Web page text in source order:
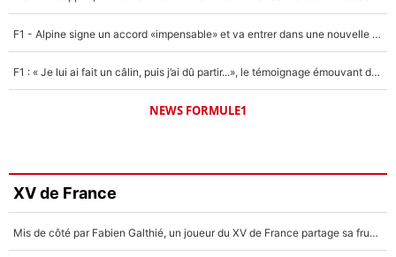
F1 - Alpine signe un accord «impensable» et va entrer dans une nouvelle dimension : Grande nouvelle pour Pierre Gasly !
F1 : « Je lui ai fait un câlin, puis j’ai dû partir...», le témoignage émouvant de Max Verstappen sur sa fille
NEWS FORMULE1
XV de France
Mis de côté par Fabien Galthié, un joueur du XV de France partage sa frustration : «ils ne me l’ont pas dit tout de suite»